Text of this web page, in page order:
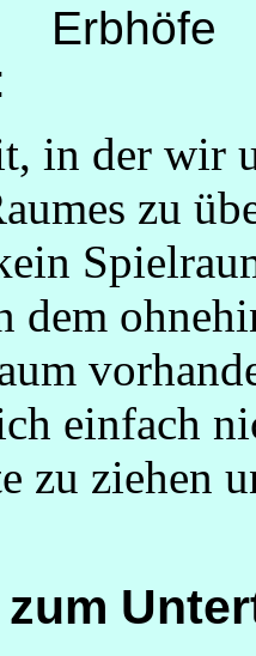
in der wir
zu
dem
einfach
zu ziehen